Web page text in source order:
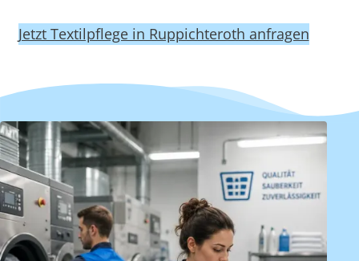
Jetzt Textilpflege in Ruppichteroth anfragen